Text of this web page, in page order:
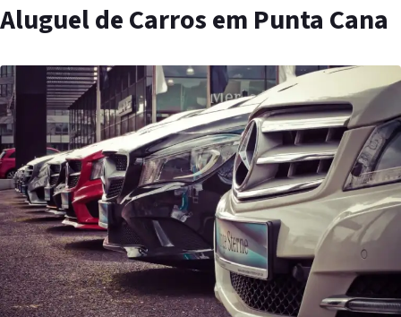
Aluguel de Carros em Punta Cana